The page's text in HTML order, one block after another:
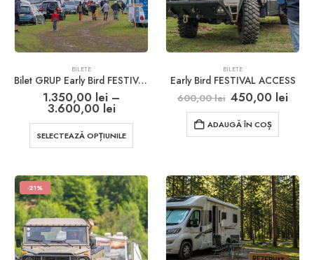
BILETE
Bilet GRUP Early Bird FESTIVAL ACCESS
1.350,00 lei –
3.600,00 leiInterval
prețuri:
1.350,00 lei
până
3.600,00 lei
SELECTEAZĂ OPȚIUNILE
mai
multe
variații.
Opțiunile
pot
fi
BILETE
Early Bird FESTIVAL ACCESS
600,00lei Prețul
inițial
a
fost:
600,00 lei.
450,00 lei
ADAUGĂ ÎN COȘ
-21%